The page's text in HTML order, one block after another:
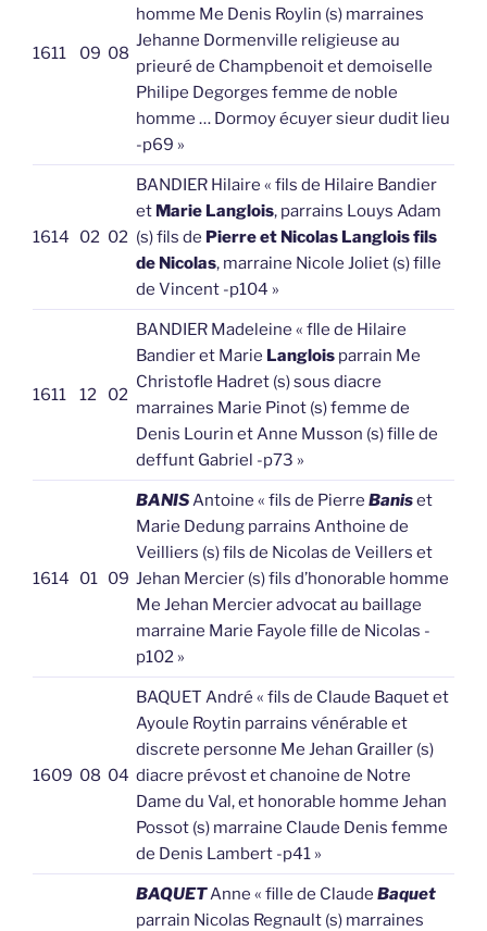
1611 09 08
homme Me Denis Roylin (s) marraines
Jehanne Dormenville religieuse au
prieuré de Champbenoit et demoiselle
Philipe Degorges femme de noble
homme … Dormoy écuyer sieur dudit lieu
-p69 »
1614 02 02
BANDIER Hilaire « fils de Hilaire Bandier
et Marie Langlois, parrains Louys Adam
(s) fils de Pierre et Nicolas Langlois fils
de Nicolas, marraine Nicole Joliet (s) fille
de Vincent -p104 »
1611 12 02
BANDIER Madeleine « flle de Hilaire
Bandier et Marie Langlois parrain Me
Christofle Hadret (s) sous diacre
marraines Marie Pinot (s) femme de
Denis Lourin et Anne Musson (s) fille de
deffunt Gabriel -p73 »
1614 01 09
BANISAntoine « fils de Pierre Baniset
Marie Dedung parrains Anthoine de
Veilliers (s) fils de Nicolas de Veillers et
Jehan Mercier (s) fils d’honorable homme
Me Jehan Mercier advocat au baillage
marraine Marie Fayole fille de Nicolas -
p102 »
1609 08 04
BAQUET André « fils de Claude Baquet et
Ayoule Roytin parrains vénérable et
discrete personne Me Jehan Grailler (s)
diacre prévost et chanoine de Notre
Dame du Val, et honorable homme Jehan
Possot (s) marraine Claude Denis femme
de Denis Lambert -p41 »
BAQUETAnne « fille de Claude Baquet
parrain Nicolas Regnault (s) marraines